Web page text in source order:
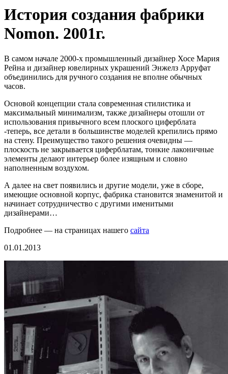
История создания фабрики
Nomon. 2001г.
В самом начале 2000-х промышленный дизайнер Хосе Мария
Рейна и дизайнер ювелирных украшений Энжелз Арруфат
объединились для ручного создания не вполне обычных
часов.
Основой концепции стала современная стилистика и
максимальный минимализм, также дизайнеры отошли от
использования привычного всем плоского циферблата
-теперь, все детали в большинстве моделей крепились прямо
на стену. Преимущество такого решения очевидны —
плоскость не закрывается циферблатам, тонкие лаконичные
элементы делают интерьер более изящным и словно
наполненным воздухом.
А далее на свет появились и другие модели, уже в сборе,
имеющие основной корпус, фабрика становится знаменитой и
начинает сотрудничество с другими именитыми
дизайнерами…
Подробнее — на страницах нашего сайта
01.01.2013